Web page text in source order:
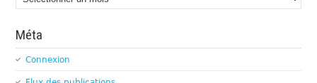
Méta
Connexion